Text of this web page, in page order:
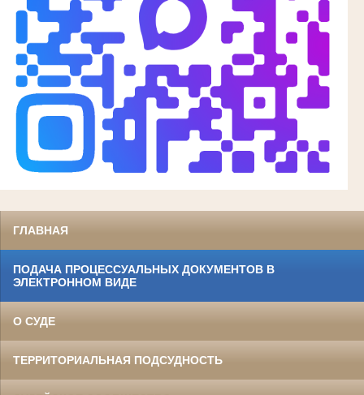
ГЛАВНАЯ
ПОДАЧА ПРОЦЕССУАЛЬНЫХ ДОКУМЕНТОВ В
ЭЛЕКТРОННОМ ВИДЕ
О СУДЕ
ТЕРРИТОРИАЛЬНАЯ ПОДСУДНОСТЬ